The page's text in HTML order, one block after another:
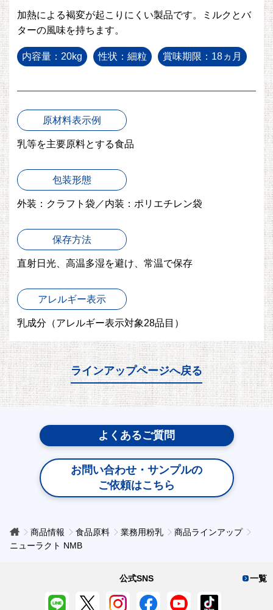
加熱による褐変が起こりにくい製品です。ミルクとバ
ターの風味を持ちます。
内容量：20kg 性状：細粒 賞味期限：18ヵ月
原材料表示例
乳等を主要原料とする食品
包装形態
外装：クラフト袋／内装：ポリエチレン袋
保存方法
直射日光、高温多湿を避け、常温で保存
アレルギー表示
乳成分 （アレルギー表示対象28品目）
ラインアップページへ戻る
よくあるご質問
お問い合わせ・サンプルの
ご依頼はこちら
商品情報 食品原料 業務用粉乳
商品ラインアップ
ニューラクト NMB
一覧
公式SNS